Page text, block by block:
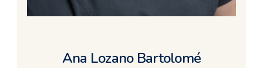
Ana Lozano Bartolomé